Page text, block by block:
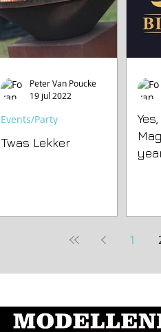
Twas Lekker
Events/Party
Peter Van Poucke
19 jul 2022
1